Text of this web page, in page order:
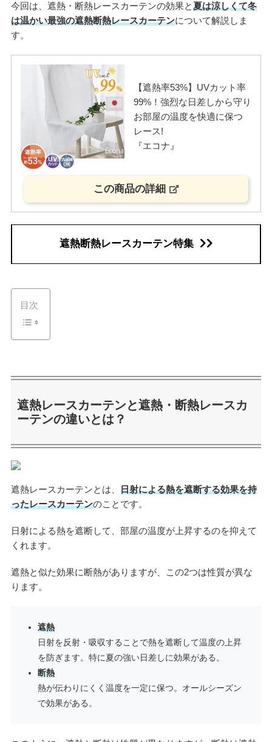
今回は、遮熱・断熱レースカーテンの効果と夏は涼しくて冬
は温かい最強の遮熱断熱レースカーテンについて解説しま
す。
【遮熱率53%】UVカット率
99%！強烈な日差しから守り
お部屋の温度を快適に保つ
レース!
『エコナ』
この商品の詳細
遮熱断熱レースカーテン特集
目次
遮熱レースカーテンと遮熱・断熱レースカ
ーテンの違いとは？
遮熱レースカーテンとは、 日射による熱を遮断する効果を持
ったレースカーテンのことです。
日射による熱を遮断して、部屋の温度が上昇するのを抑えて
くれます。
遮熱と似た効果に断熱がありますが、この2つは性質が異な
ります。
遮熱
日射を反射・吸収することで熱を遮断して温度の上昇
を防ぎます。特に夏の強い日差しに効果がある。
断熱
熱が伝わりにくく温度を一定に保つ。オールシーズン
で効果がある。